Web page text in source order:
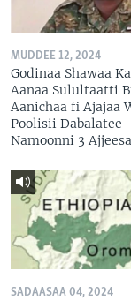
MUDDEE 12, 2024
Godinaa Shawaa
Aanaa Sulultaatti
Aanichaa fi Ajajaa
Poolisii Dabalatee
Namoonni 3
SADAASAA 04, 2024